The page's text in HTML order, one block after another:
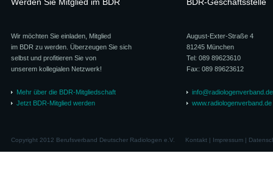
Wir möchten Sie einladen, Mitglied
im BDR zu werden. Überzeugen Sie sich
selbst und profitieren Sie von
unserem kollegialen Netzwerk!
Mehr über die BDR-Mitgliedschaft
Jetzt BDR-Mitglied werden
August-Exter-Straße 4
81245 München
Tel: 089 89623610
Fax: 089 89623612
info@radiologenverband.de
www.radiologenverband.de
Copyright 2012 Berufsverband Deutscher Radiologen e.V. Kontakt| Impressum|